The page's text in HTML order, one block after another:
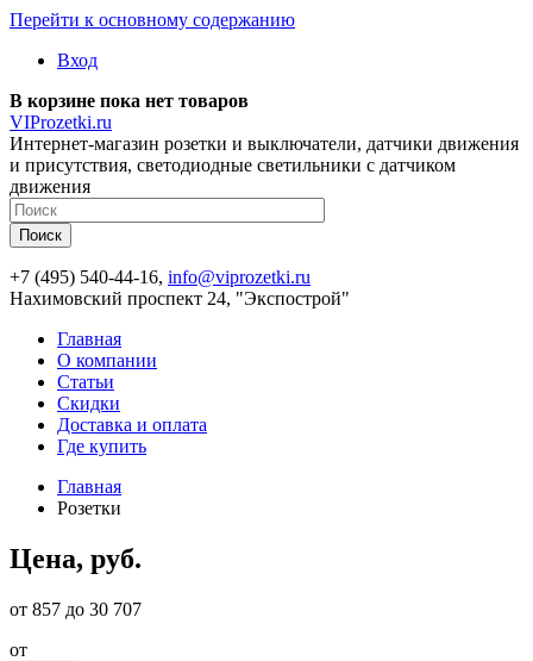
Перейти к основному содержанию
Вход
В корзине пока нет товаров
VIProzetki.ru
Интернет-магазин розетки и выключатели, датчики движения
и присутствия, светодиодные светильники с датчиком
движения
+7 (495) 540-44-16, info@viprozetki.ru
Нахимовский проспект 24, "Экспострой"
Главная
О компании
Статьи
Скидки
Доставка и оплата
Где купить
Главная
Розетки
Цена, руб.
от 857 до 30 707
от